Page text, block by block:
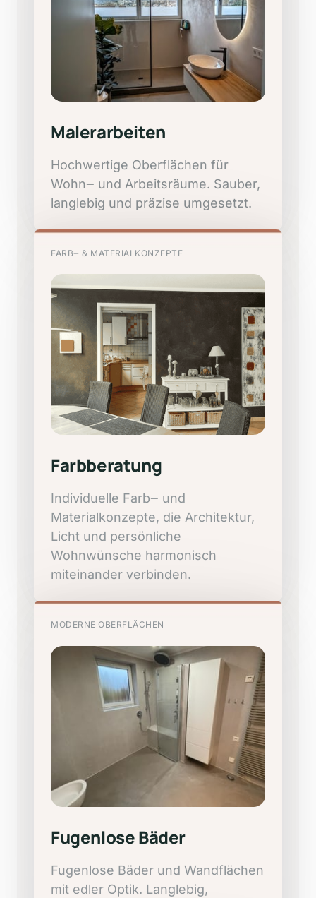
Malerarbeiten
Hochwertige Oberflächen
Wohn‒ und Arbeitsräume.
langlebig und präzise umgesetzt.
FARB‒ & MATERIALKONZEPTE
Farbberatung
Individuelle Farb‒
Materialkonzepte, die
Licht und
Wohnwünsche
miteinander verbinden.
MODERNE OBERFLÄCHEN
Fugenlose Bäder
Fugenlose Bäder und
mit edler Optik.